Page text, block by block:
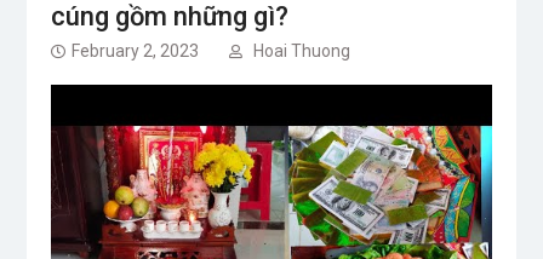
cúng gồm những gì?
February 2, 2023 Hoai Thuong